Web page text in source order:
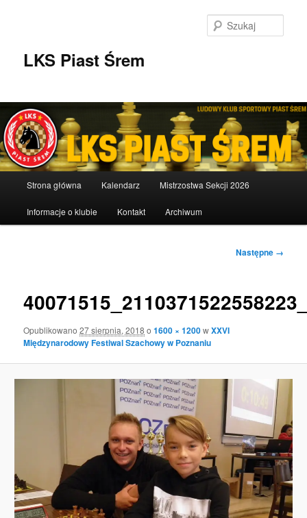
LKS Piast Śrem
Strona główna Kalendarz Mistrzostwa Sekcji 2026
Informacje o klubie Kontakt Archiwum
Nawigacja
Następne →
Opublikowano27 sierpnia, 2018 o1600 × 1200wXXVI
Międzynarodowy Festiwal Szachowy w Poznaniu